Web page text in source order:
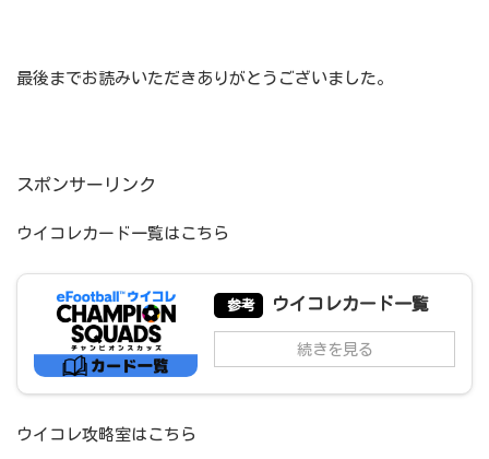
最後までお読みいただきありがとうございました。
スポンサーリンク
ウイコレカード一覧はこちら
参考 ウイコレカード一覧
続きを見る
ウイコレ攻略室はこちら